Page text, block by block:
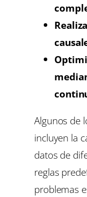
Algunos de
incluyen la
datos de
reglas
problemas